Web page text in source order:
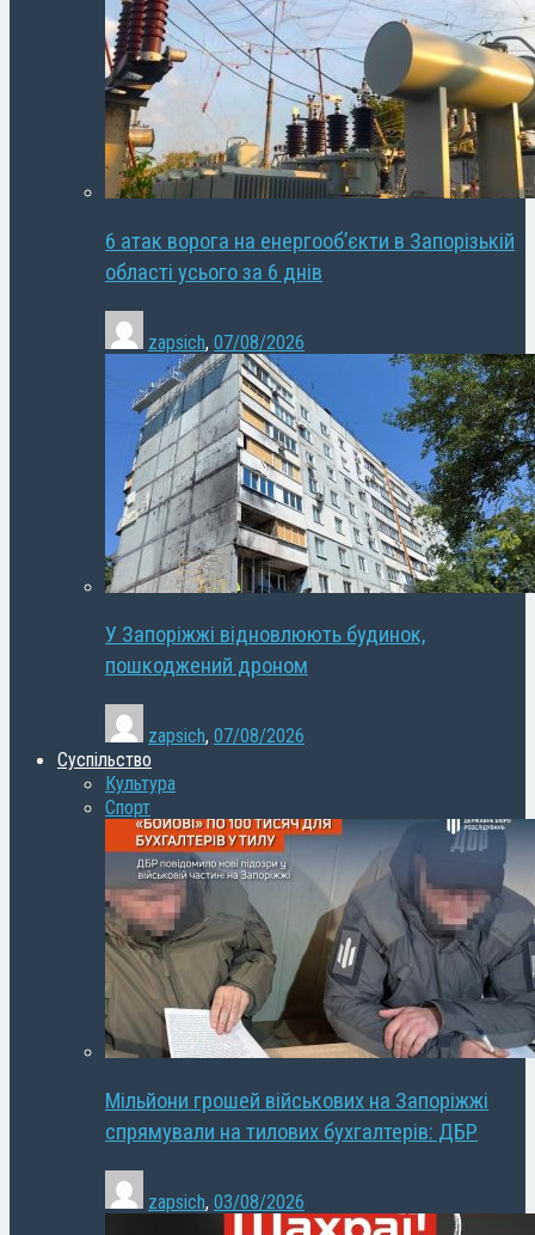
6 атак ворога на енергооб’єкти в Запорізькій
області усього за 6 днів
zapsich, 07/08/2026
У Запоріжжі відновлюють будинок,
пошкоджений дроном
zapsich, 07/08/2026
Суспільство
Культура
Спорт
Мільйони грошей військових на Запоріжжі
спрямували на тилових бухгалтерів: ДБР
zapsich, 03/08/2026